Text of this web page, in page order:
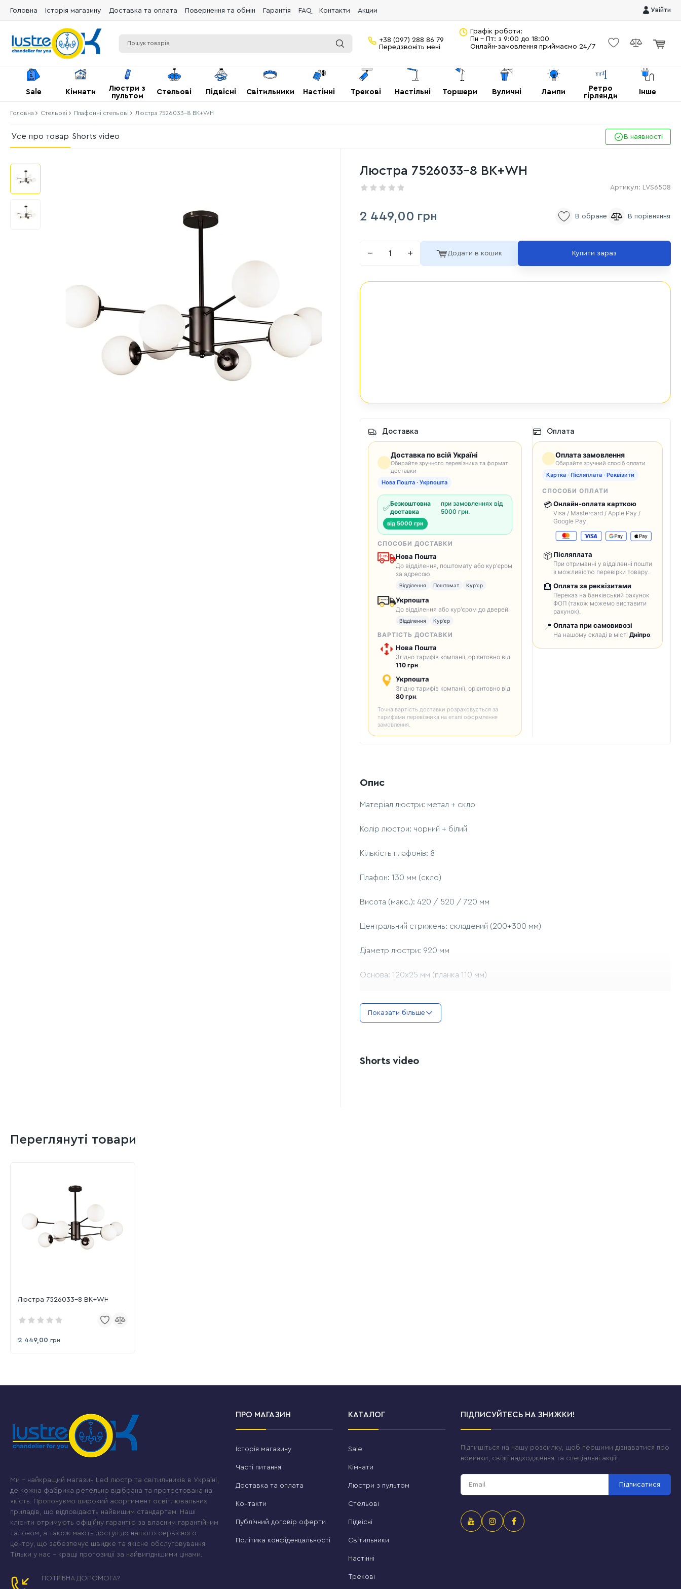
Головна Історія магазину Доставка та оплата Повернення та обмін Гарантія FAQ Контакти Акции Увійти
+38 (097) 288 86 79
Передзвоніть мені
Графік роботи:
Пн - Пт: з 9:00 до 18:00
Онлайн-замовлення приймаємо 24/7
Sale Кімнати
Люстри з
пультом
Стельові Підвісні Світильники Настінні Трекові Настільні Торшери Вуличні Лампи
Ретро
гірлянди
Інше
Головна Стельові Плафонні стельові Люстра 7526033-8 BK+WH
Усе про товар Shorts video В наявності
Люстра 7526033-8 BK+WH
Артикул: LVS6508
2 449,00 грн
− + Додати в кошик Купити зараз
Доставка
Доставка по всій Україні
Обирайте зручного перевізника та формат
доставки
Нова Пошта · Укрпошта
✅Безкоштовна
доставка
при замовленнях від
5000 грн.
від 5000 грн
СПОСОБИ ДОСТАВКИ
Нова Пошта
До відділення, поштомату або кур'єром
за адресою.
Відділення Поштомат Кур'єр
Укрпошта
До відділення або кур'єром до дверей.
Відділення Кур'єр
ВАРТІСТЬ ДОСТАВКИ
Нова Пошта
Згідно тарифів компанії, орієнтовно від
110 грн.
Укрпошта
Згідно тарифів компанії, орієнтовно від
80 грн.
Точна вартість доставки розраховується за
тарифами перевізника на етапі оформлення
замовлення.
Оплата
Оплата замовлення
Обирайте зручний спосіб оплати
Картка · Післяплата · Реквізити
СПОСОБИ ОПЛАТИ
💳Онлайн-оплата карткою
Visa / Mastercard / Apple Pay /
Google Pay.
📦 Післяплата
При отриманні у відділенні пошти
з можливістю перевірки товару.
🏦 Оплата за реквізитами
Переказ на банківський рахунок
ФОП (також можемо виставити
рахунок).
📍 Оплата при самовивозі
На нашому складі в містіДніпро.
Опис
Матеріал люстри: метал + скло
Колір люстри: чорний + білий
Кількість плафонів: 8
Плафон: 130 мм (скло)
Висота (макс.): 420 / 520 / 720 мм
Центральний стрижень: складений (200+300 мм)
Діаметр люстри: 920 мм
Основа: 120х25 мм (планка 110 мм)
Джерело світла: 8 ламп Е27
Показати більше
Shorts video
Переглянуті товари
Люстра 7526033-8 BK+WH
2 449,00 грн
Ми – найкращий магазин Led люстр та світильників в Україні,
де кожна фабрика ретельно відібрана та протестована на
якість. Пропонуємо широкий асортимент освітлювальних
приладів, що відповідають найвищим стандартам. Наші
клієнти отримують офіційну гарантію за власним гарантійним
талоном, а також мають доступ до нашого сервісного
центру, що забезпечує швидке та якісне обслуговування.
Тільки у нас – кращі пропозиції за найвигіднішими цінами.
ПОТРІБНА ДОПОМОГА?
ПРО МАГАЗИН
Історія магазину
Часті питання
Доставка та оплата
Контакти
Публічний договір оферти
Політика конфіденцальності
КАТАЛОГ
Sale
Кімнати
Люстри з пультом
Стельові
Підвісні
Світильники
Настінні
Трекові
ПІДПИСУЙТЕСЬ НА ЗНИЖКИ!
Підпишіться на нашу розсилку, щоб першими дізнаватися про
новинки, свіжі надходження та спеціальні акції!
Підписатися